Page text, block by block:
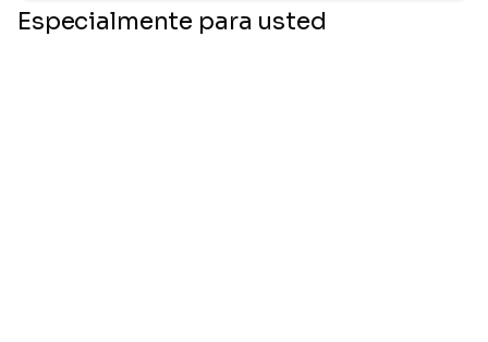
Especialmente para usted